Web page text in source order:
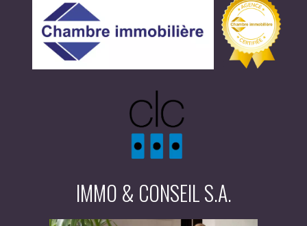
IMMO & CONSEIL S.A.